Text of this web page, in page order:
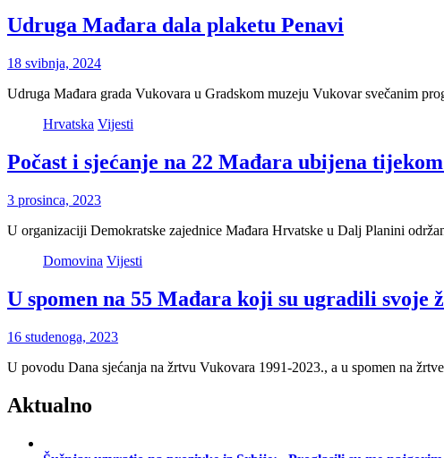
Udruga Mađara dala plaketu Penavi
18 svibnja, 2024
Udruga Mađara grada Vukovara u Gradskom muzeju Vukovar svečanim
Hrvatska Vijesti
Počast i sjećanje na 22 Mađara ubijena
3 prosinca, 2023
U organizaciji Demokratske zajednice Mađara Hrvatske u Dalj Planini
Domovina Vijesti
U spomen na 55 Mađara koji su ugradili svoje
16 studenoga, 2023
U povodu Dana sjećanja na žrtvu Vukovara 1991-2023., a u spomen na
Aktualno